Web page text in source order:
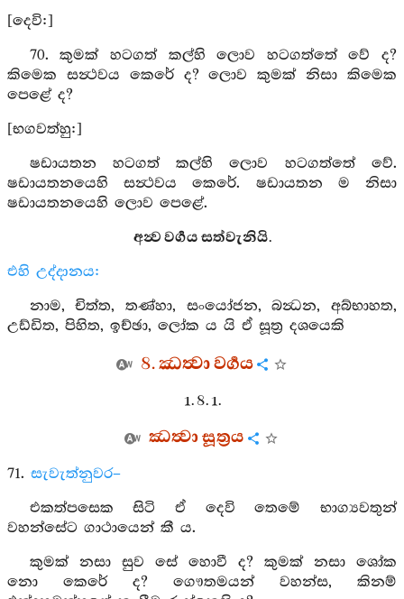
[දෙවි:]
70. කුමක් හටගත් කල්හි ලොව හටගත්තේ වේ ද?
කිමෙක සන්‍ථවය කෙරේ ද? ලොව කුමක් නිසා කිමෙක
පෙළේ ද?
[භගවත්හු:]
ෂඩායතන හටගත් කල්හි ලොව හටගත්තේ වේ.
ෂඩායතනයෙහි සන්‍ථවය කෙරේ. ෂඩායතන ම නිසා
ෂඩායතනයෙහි ලොව පෙළේ.
අන්‍ව වර්‍ගය සත්වැනියි.
එහි උද්දානය:
නාම, චිත්ත, තණ්හා, සංයෝජන, බන්‍ධන, අබ්භාහත,
උඩ්ඩිත, පිහිත, ඉච්ඡා, ලෝක ය යි ඒ සූත්‍ර දශයෙකි
8. ඣත්‍වා වර්‍ගය
1. 8. 1.
ඣත්‍වා සූත්‍රය
71. සැවැත්නුවර–
එකත්පසෙක සිටි ඒ දෙවි තෙමේ භාග්‍යවතුන්
වහන්සේට ගාථායෙන් කී ය.
කුමක් නසා සුව සේ හොවී ද? කුමක් නසා ශෝක
නො කෙරේ ද? ගෞතමයන් වහන්ස, කිනම්